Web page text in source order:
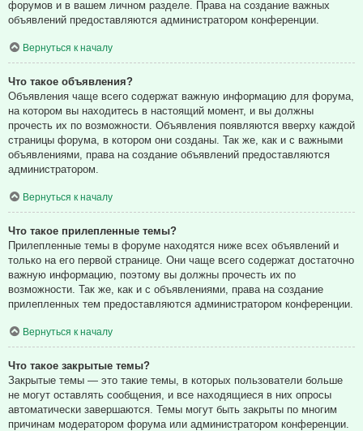
форумов и в вашем личном разделе. Права на создание важных
объявлений предоставляются администратором конференции.
Вернуться к началу
Что такое объявления?
Объявления чаще всего содержат важную информацию для форума,
на котором вы находитесь в настоящий момент, и вы должны
прочесть их по возможности. Объявления появляются вверху каждой
страницы форума, в котором они созданы. Так же, как и с важными
объявлениями, права на создание объявлений предоставляются
администратором.
Вернуться к началу
Что такое прилепленные темы?
Прилепленные темы в форуме находятся ниже всех объявлений и
только на его первой странице. Они чаще всего содержат достаточно
важную информацию, поэтому вы должны прочесть их по
возможности. Так же, как и с объявлениями, права на создание
прилепленных тем предоставляются администратором конференции.
Вернуться к началу
Что такое закрытые темы?
Закрытые темы — это такие темы, в которых пользователи больше
не могут оставлять сообщения, и все находящиеся в них опросы
автоматически завершаются. Темы могут быть закрыты по многим
причинам модератором форума или администратором конференции.